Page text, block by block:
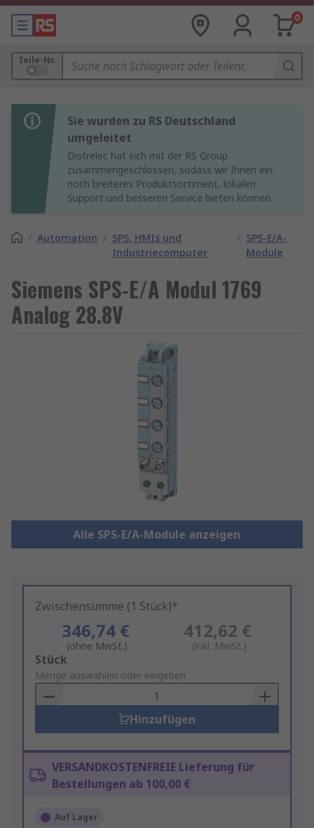
0
Teile-Nr.
Sie wurden zu RS Deutschland
umgeleitet
Distrelec hat sich mit der RS Group
zusammengeschlossen, sodass wir Ihnen ein
noch breiteres Produktsortiment, lokalen
Support und besseren Service bieten können.
/ Automation / SPS, HMIs und
Industriecomputer
/ SPS-E/A-
Module
Siemens SPS-E/A Modul 1769
Analog 28.8V
Alle SPS-E/A-Module anzeigen
Zwischensumme (1 Stück)*
346,74 €
(ohne MwSt.)
412,62 €
(inkl. MwSt.)
Add
to
Basket
Stück
Menge auswählen oder eingeben
Hinzufügen
VERSANDKOSTENFREIE Lieferung für
Bestellungen ab 100,00 €
Auf Lager